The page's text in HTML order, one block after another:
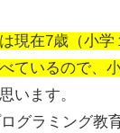
現在7歳（小学
ているので、
います。
グラミング教